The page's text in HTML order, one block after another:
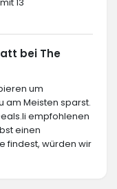
bei The
um
am Meisten sparst.
empfohlenen
einen
findest, würden wir